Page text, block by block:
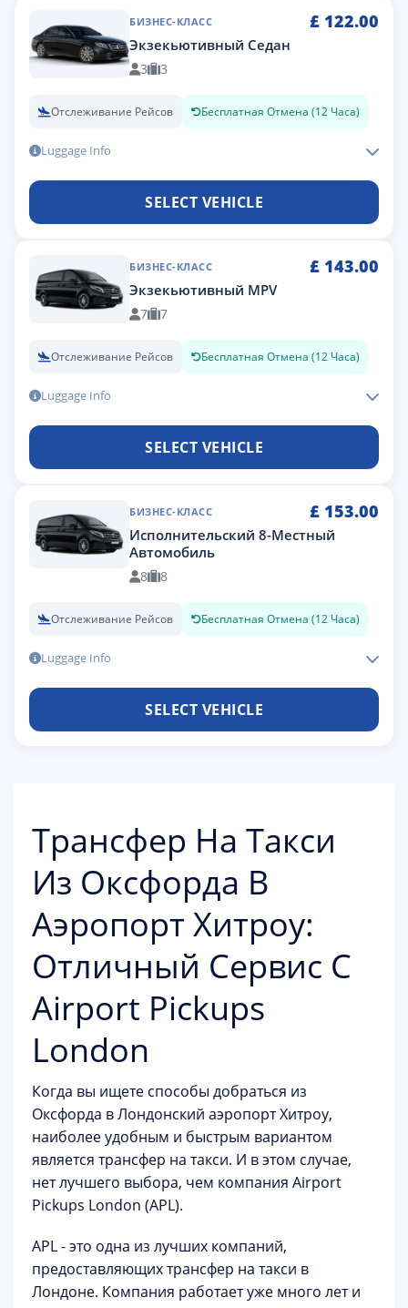
БИЗНЕС-КЛАСС £ 122.00
Экзекьютивный Седан
3 3
Отслеживание Рейсов Бесплатная Отмена (12 Часа)
Luggage Info
SELECT VEHICLE
БИЗНЕС-КЛАСС £ 143.00
Экзекьютивный MPV
7 7
Отслеживание Рейсов Бесплатная Отмена (12 Часа)
Luggage Info
SELECT VEHICLE
БИЗНЕС-КЛАСС £ 153.00
Исполнительский 8-Местный
Автомобиль
8 8
Отслеживание Рейсов Бесплатная Отмена (12 Часа)
Luggage Info
SELECT VEHICLE
Трансфер На Такси
Из Оксфорда В
Аэропорт Хитроу:
Отличный Сервис С
Airport Pickups
London
Когда вы ищете способы добраться из
Оксфорда в Лондонский аэропорт Хитроу,
наиболее удобным и быстрым вариантом
является трансфер на такси. И в этом случае,
нет лучшего выбора, чем компания Airport
Pickups London (APL).
APL - это одна из лучших компаний,
предоставляющих трансфер на такси в
Лондоне. Компания работает уже много лет и